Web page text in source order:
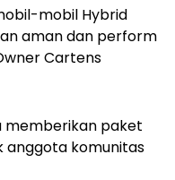
mobil Hybrid
aman dan perform
Cartens
memberikan paket
anggota komunitas